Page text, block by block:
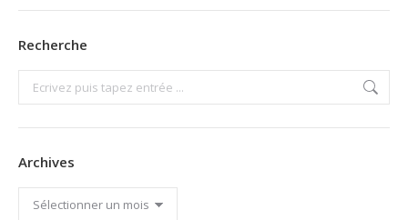
Recherche
Search:
Archives
Archives